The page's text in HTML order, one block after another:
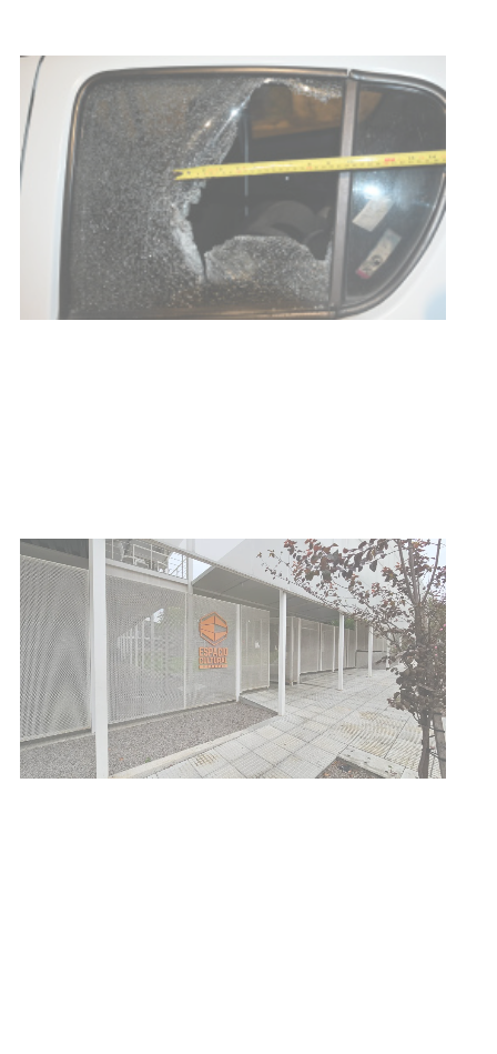
Siniestro laboral con tiernizadora
de carne
01-08-2026